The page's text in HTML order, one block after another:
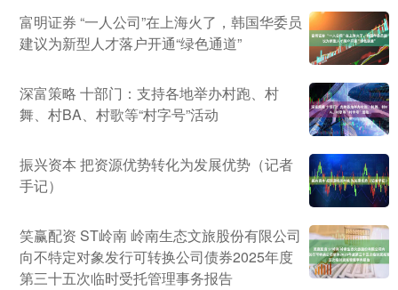
富明证券 “一人公司”在上海火了，韩国华委员
建议为新型人才落户开通“绿色通道”
深富策略 十部门：支持各地举办村跑、村
舞、村BA、村歌等“村字号”活动
振兴资本 把资源优势转化为发展优势（记者
手记）
笑赢配资 ST岭南 岭南生态文旅股份有限公司
向不特定对象发行可转换公司债券2025年度
第三十五次临时受托管理事务报告